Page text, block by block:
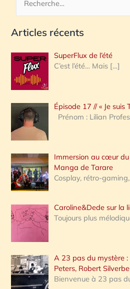
c
e
r
c
h
e
:
Articles récents
SuperFlux de l’été
C’est l’été… Mais […]
Épisode 17 // « Je suis
Prénom : Lilian
Immersion au cœur
Manga de Tarare
Cosplay, rétro-
Caroline&Dede sur la
Toujours plus
A 23 pas du mystère
Peters, Robert
Bienvenue à 23 pas